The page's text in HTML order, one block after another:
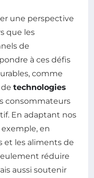
une perspective
que les
de
à ces défis
comme
technologies
consommateurs
En adaptant nos
en
et les aliments de
réduire
aussi soutenir